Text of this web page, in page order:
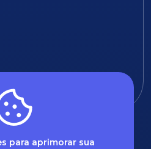
para aprimorar sua